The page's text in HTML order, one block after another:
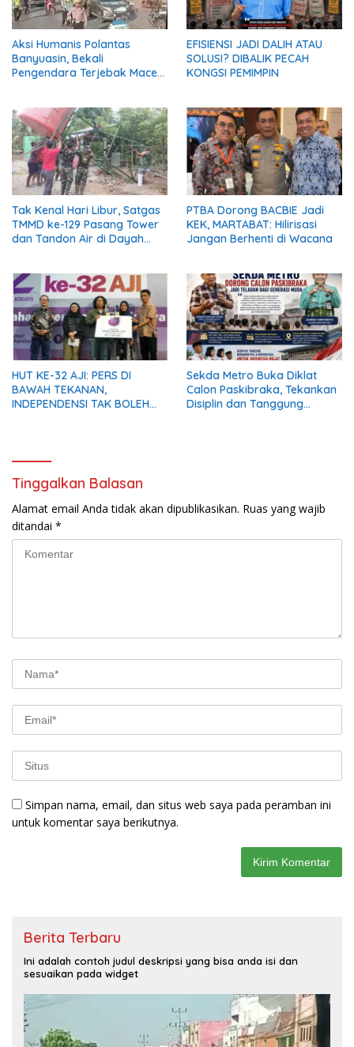
Aksi Humanis Polantas
Banyuasin, Bekali
Pengendara Terjebak Macet
EFISIENSI JADI DALIH ATAU
SOLUSI? DIBALIK PECAH
KONGSI PEMIMPIN
Tak Kenal Hari Libur, Satgas
TMMD ke-129 Pasang Tower
dan Tandon Air di Dayah
PTBA Dorong BACBIE Jadi
KEK, MARTABAT: Hilirisasi
Jangan Berhenti di Wacana
HUT KE-32 AJI: PERS DI
BAWAH TEKANAN,
INDEPENDENSI TAK BOLEH
Sekda Metro Buka Diklat
Calon Paskibraka, Tekankan
Disiplin dan Tanggung
Tinggalkan Balasan
Alamat email Anda tidak akan dipublikasikan. Ruas yang wajib
ditandai *
Simpan nama, email, dan situs web saya pada peramban ini
untuk komentar saya berikutnya.
Berita Terbaru
Ini adalah contoh judul deskripsi yang bisa anda isi dan
sesuaikan pada widget